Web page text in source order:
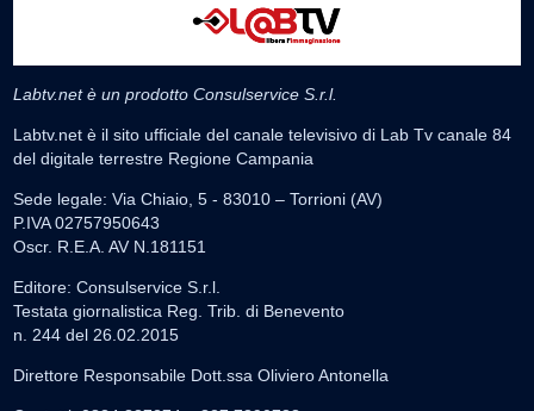
Labtv.net è un prodotto Consulservice S.r.l.
Labtv.net è il sito ufficiale del canale televisivo di Lab Tv canale 84
del digitale terrestre Regione Campania
Sede legale: Via Chiaio, 5 - 83010 – Torrioni (AV)
P.IVA 02757950643
Oscr. R.E.A. AV N.181151
Editore: Consulservice S.r.l.
Testata giornalistica Reg. Trib. di Benevento
n. 244 del 26.02.2015
Direttore Responsabile Dott.ssa Oliviero Antonella